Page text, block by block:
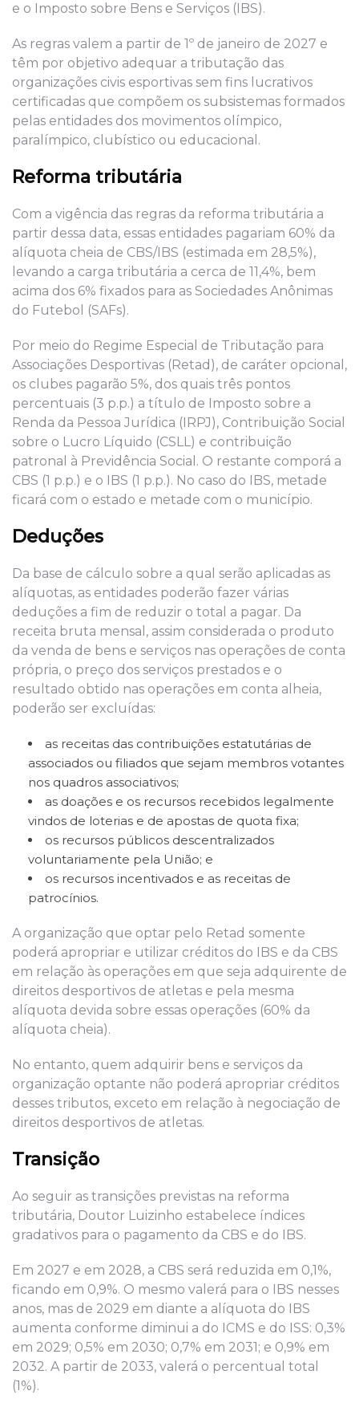
e o Imposto sobre Bens e Serviços (IBS).
As regras valem a partir de 1º de janeiro de 2027 e
têm por objetivo adequar a tributação das
organizações civis esportivas sem fins lucrativos
certificadas que compõem os subsistemas formados
pelas entidades dos movimentos olímpico,
paralímpico, clubístico ou educacional.
Reforma tributária
Com a vigência das regras da reforma tributária a
partir dessa data, essas entidades pagariam 60% da
alíquota cheia de CBS/IBS (estimada em 28,5%),
levando a carga tributária a cerca de 11,4%, bem
acima dos 6% fixados para as Sociedades Anônimas
do Futebol (SAFs).
Por meio do Regime Especial de Tributação para
Associações Desportivas (Retad), de caráter opcional,
os clubes pagarão 5%, dos quais três pontos
percentuais (3 p.p.) a título de Imposto sobre a
Renda da Pessoa Jurídica (IRPJ), Contribuição Social
sobre o Lucro Líquido (CSLL) e contribuição
patronal à Previdência Social. O restante comporá a
CBS (1 p.p.) e o IBS (1 p.p.). No caso do IBS, metade
ficará com o estado e metade com o município.
Deduções
Da base de cálculo sobre a qual serão aplicadas as
alíquotas, as entidades poderão fazer várias
deduções a fim de reduzir o total a pagar. Da
receita bruta mensal, assim considerada o produto
da venda de bens e serviços nas operações de conta
própria, o preço dos serviços prestados e o
resultado obtido nas operações em conta alheia,
poderão ser excluídas:
as receitas das contribuições estatutárias de
associados ou filiados que sejam membros votantes
nos quadros associativos;
as doações e os recursos recebidos legalmente
vindos de loterias e de apostas de quota fixa;
os recursos públicos descentralizados
voluntariamente pela União; e
os recursos incentivados e as receitas de
patrocínios.
A organização que optar pelo Retad somente
poderá apropriar e utilizar créditos do IBS e da CBS
em relação às operações em que seja adquirente de
direitos desportivos de atletas e pela mesma
alíquota devida sobre essas operações (60% da
alíquota cheia).
No entanto, quem adquirir bens e serviços da
organização optante não poderá apropriar créditos
desses tributos, exceto em relação à negociação de
direitos desportivos de atletas.
Transição
Ao seguir as transições previstas na reforma
tributária, Doutor Luizinho estabelece índices
gradativos para o pagamento da CBS e do IBS.
Em 2027 e em 2028, a CBS será reduzida em 0,1%,
ficando em 0,9%. O mesmo valerá para o IBS nesses
anos, mas de 2029 em diante a alíquota do IBS
aumenta conforme diminui a do ICMS e do ISS: 0,3%
em 2029; 0,5% em 2030; 0,7% em 2031; e 0,9% em
2032. A partir de 2033, valerá o percentual total
(1%).